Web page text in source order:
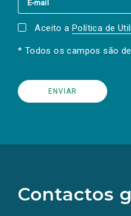
Aceito a Política de
* Todos os campos são
Contactos
redes
sociais